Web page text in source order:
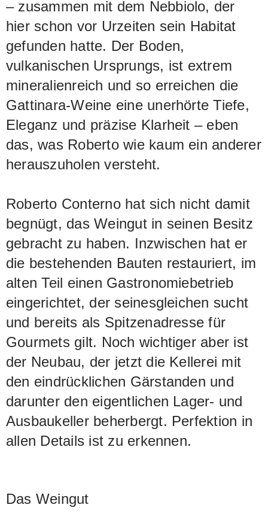
– zusammen mit dem Nebbiolo, der
hier schon vor Urzeiten sein Habitat
gefunden hatte. Der Boden,
vulkanischen Ursprungs, ist extrem
mineralienreich und so erreichen die
Gattinara-Weine eine unerhörte Tiefe,
Eleganz und präzise Klarheit – eben
das, was Roberto wie kaum ein anderer
herauszuholen versteht.
Roberto Conterno hat sich nicht damit
begnügt, das Weingut in seinen Besitz
gebracht zu haben. Inzwischen hat er
die bestehenden Bauten restauriert, im
alten Teil einen Gastronomiebetrieb
eingerichtet, der seinesgleichen sucht
und bereits als Spitzenadresse für
Gourmets gilt. Noch wichtiger aber ist
der Neubau, der jetzt die Kellerei mit
den eindrücklichen Gärstanden und
darunter den eigentlichen Lager- und
Ausbaukeller beherbergt. Perfektion in
allen Details ist zu erkennen.
Das Weingut